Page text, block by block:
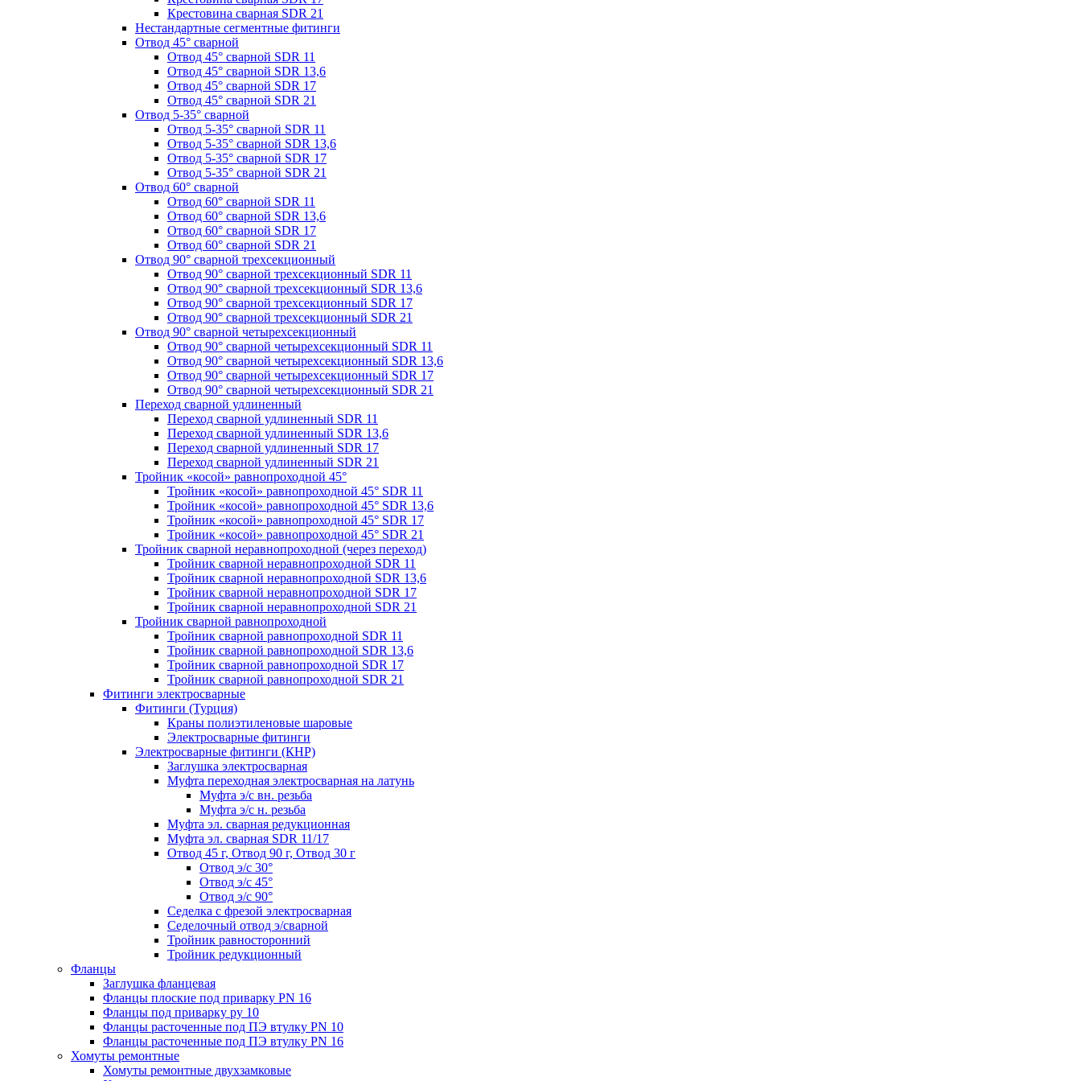
Крестовина сварная SDR 21
Нестандартные сегментные фитинги
Отвод 45° сварной
Отвод 45° сварной SDR 11
Отвод 45° сварной SDR 13,6
Отвод 45° сварной SDR 17
Отвод 45° сварной SDR 21
Отвод 5-35° сварной
Отвод 5-35° сварной SDR 11
Отвод 5-35° сварной SDR 13,6
Отвод 5-35° сварной SDR 17
Отвод 5-35° сварной SDR 21
Отвод 60° сварной
Отвод 60° сварной SDR 11
Отвод 60° сварной SDR 13,6
Отвод 60° сварной SDR 17
Отвод 60° сварной SDR 21
Отвод 90° сварной трехсекционный
Отвод 90° сварной трехсекционный SDR 11
Отвод 90° сварной трехсекционный SDR 13,6
Отвод 90° сварной трехсекционный SDR 17
Отвод 90° сварной трехсекционный SDR 21
Отвод 90° сварной четырехсекционный
Отвод 90° сварной четырехсекционный SDR 11
Отвод 90° сварной четырехсекционный SDR 13,6
Отвод 90° сварной четырехсекционный SDR 17
Отвод 90° сварной четырехсекционный SDR 21
Переход сварной удлиненный
Переход сварной удлиненный SDR 11
Переход сварной удлиненный SDR 13,6
Переход сварной удлиненный SDR 17
Переход сварной удлиненный SDR 21
Тройник «косой» равнопроходной 45°
Тройник «косой» равнопроходной 45° SDR 11
Тройник «косой» равнопроходной 45° SDR 13,6
Тройник «косой» равнопроходной 45° SDR 17
Тройник «косой» равнопроходной 45° SDR 21
Тройник сварной неравнопроходной (через переход)
Тройник сварной неравнопроходной SDR 11
Тройник сварной неравнопроходной SDR 13,6
Тройник сварной неравнопроходной SDR 17
Тройник сварной неравнопроходной SDR 21
Тройник сварной равнопроходной
Тройник сварной равнопроходной SDR 11
Тройник сварной равнопроходной SDR 13,6
Тройник сварной равнопроходной SDR 17
Тройник сварной равнопроходной SDR 21
Фитинги электросварные
Фитинги (Турция)
Краны полиэтиленовые шаровые
Электросварные фитинги
Электросварные фитинги (КНР)
Заглушка электросварная
Муфта переходная электросварная на латунь
Муфта э/с вн. резьба
Муфта э/с н. резьба
Муфта эл. cварная редукционная
Муфта эл. сварная SDR 11/17
Отвод 45 г, Отвод 90 г, Отвод 30 г
Отвод э/с 30°
Отвод э/с 45°
Отвод э/с 90°
Седелка с фрезой электросварная
Седелочный отвод э/сварной
Тройник равносторонний
Тройник редукционный
Фланцы
Заглушка фланцевая
Фланцы плоские под приварку PN 16
Фланцы под приварку ру 10
Фланцы расточенные под ПЭ втулку PN 10
Фланцы расточенные под ПЭ втулку PN 16
Хомуты ремонтные
Хомуты ремонтные двухзамковые